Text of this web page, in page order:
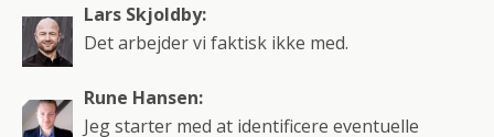
Lars Skjoldby:
Det arbejder vi faktisk ikke med.
Rune Hansen:
Jeg starter med at identificere eventuelle